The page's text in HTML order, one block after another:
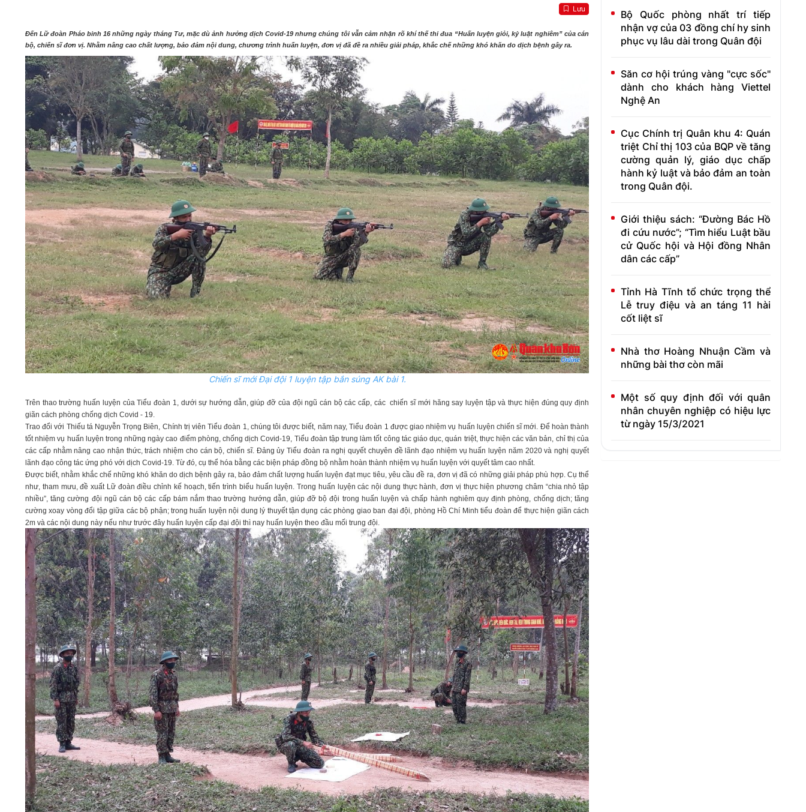
CHÀO MỪNG KỶ NIỆM 75 NĂM NGÀY
TRUYỀN THỐNG LỰC LƯỢNG VŨ TRANG
QUÂN KHU 4 (15/10/1945 - 15/10/2020)
Lưu
Đến Lữ đoàn Pháo binh 16 những ngày tháng Tư, mặc dù ảnh hưởng dịch Covid-19 nhưng chúng tôi vẫn cảm nhận rõ khí thế thi đua “Huấn luyện giỏi, kỷ luật nghiêm” của cán
bộ, chiến sĩ đơn vị. Nhằm nâng cao chất lượng, bảo đảm nội dung, chương trình huấn luyện, đơn vị đã đề ra nhiều giải pháp, khắc chế những khó khăn do dịch bệnh gây ra.
Chiến sĩ mới Đại đội 1 luyện tập bắn súng AK bài 1.
Trên thao trường huấn luyện của Tiểu đoàn 1, dưới sự hướng dẫn, giúp đỡ của đội ngũ cán bộ các cấp, các chiến sĩ mới hăng say luyện tập và thực hiện đúng quy định
giãn cách phòng chống dịch Covid - 19.
Trao đổi với Thiếu tá Nguyễn Trọng Biên, Chính trị viên Tiểu đoàn 1, chúng tôi được biết, năm nay, Tiểu đoàn 1 được giao nhiệm vụ huấn luyện chiến sĩ mới. Để hoàn thành
tốt nhiệm vụ huấn luyện trong những ngày cao điểm phòng, chống dịch Covid-19, Tiểu đoàn tập trung làm tốt công tác giáo dục, quán triệt, thực hiện các văn bản, chỉ thị của
các cấp nhằm nâng cao nhận thức, trách nhiệm cho cán bộ, chiến sĩ. Đảng ủy Tiểu đoàn ra nghị quyết chuyên đề lãnh đạo nhiệm vụ huấn luyện năm 2020 và nghị quyết
lãnh đạo công tác ứng phó với dịch Covid-19. Từ đó, cụ thể hóa bằng các biện pháp đồng bộ nhằm hoàn thành nhiệm vụ huấn luyện với quyết tâm cao nhất.
Được biết, nhằm khắc chế những khó khăn do dịch bệnh gây ra, bảo đảm chất lượng huấn luyện đạt mục tiêu, yêu cầu đề ra, đơn vị đã có những giải pháp phù hợp. Cụ thể
như, tham mưu, đề xuất Lữ đoàn điều chỉnh kế hoạch, tiến trình biểu huấn luyện. Trong huấn luyện các nội dung thực hành, đơn vị thực hiện phương châm “chia nhỏ tập
nhiều”, tăng cường đội ngũ cán bộ các cấp bám nắm thao trường hướng dẫn, giúp đỡ bộ đội trong huấn luyện và chấp hành nghiêm quy định phòng, chống dịch; tăng
cường xoay vòng đổi tập giữa các bộ phận; trong huấn luyện nội dung lý thuyết tận dụng các phòng giao ban đại đội, phòng Hồ Chí Minh tiểu đoàn để thực hiện giãn cách
2m và các nội dung này nếu như trước đây huấn luyện cấp đại đội thì nay huấn luyện theo đầu mối trung đội.
Bộ Quốc phòng nhất trí tiếp
nhận vợ của 03 đồng chí hy sinh
phục vụ lâu dài trong Quân đội
Săn cơ hội trúng vàng "cực sốc"
dành cho khách hàng Viettel
Nghệ An
Cục Chính trị Quân khu 4: Quán
triệt Chỉ thị 103 của BQP về tăng
cường quản lý, giáo dục chấp
hành kỷ luật và bảo đảm an toàn
trong Quân đội.
Giới thiệu sách: “Đường Bác Hồ
đi cứu nước”; “Tìm hiểu Luật bầu
cử Quốc hội và Hội đồng Nhân
dân các cấp”
Tỉnh Hà Tĩnh tổ chức trọng thể
Lễ truy điệu và an táng 11 hài
cốt liệt sĩ
Nhà thơ Hoàng Nhuận Cầm và
những bài thơ còn mãi
Một số quy định đối với quân
nhân chuyên nghiệp có hiệu lực
từ ngày 15/3/2021